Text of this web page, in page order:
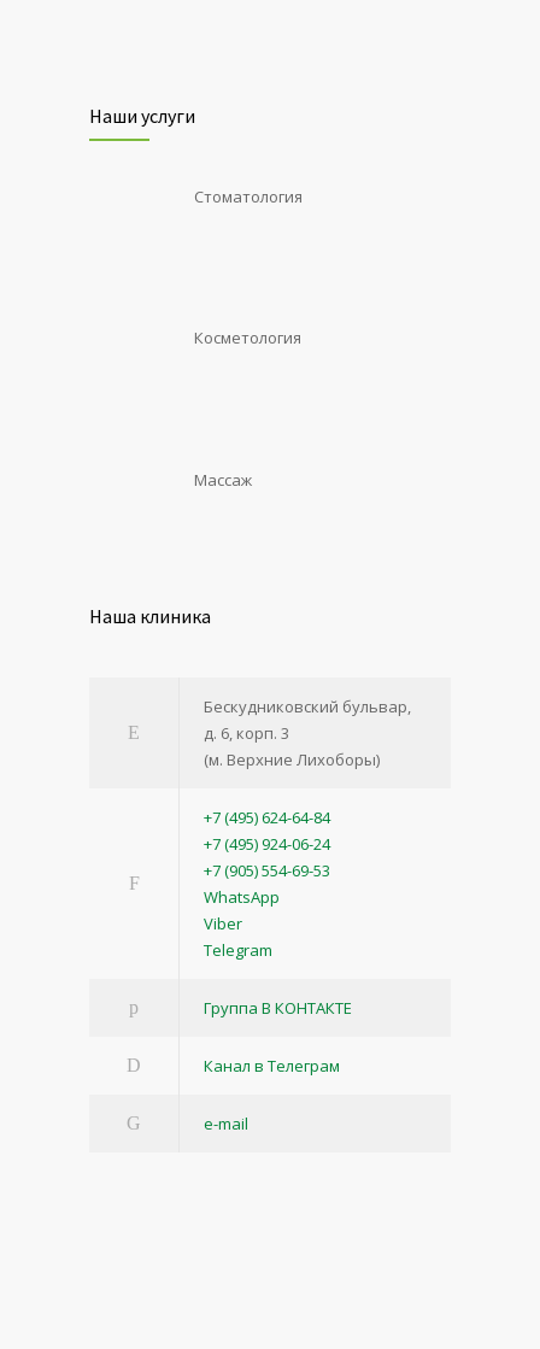
Наши услуги
Стоматология
Косметология
Массаж
Наша клиника
Бескудниковский бульвар,
д. 6, корп. 3
(м. Верхние Лихоборы)
+7 (495) 624-64-84
+7 (495) 924-06-24
+7 (905) 554-69-53
WhatsApp
Viber
Telegram
Группа В КОНТАКТЕ
Канал в Телеграм
e-mail